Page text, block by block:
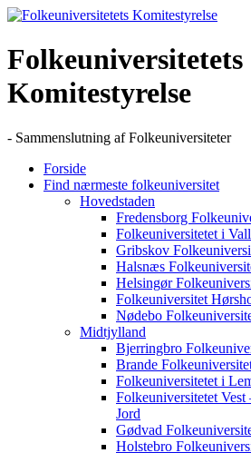
Skip
content
Folkeuniversitetets
Komitestyrelse
- Sammenslutning af Folkeuniversiteter
Forside
Find nærmeste folkeuniversitet
Hovedstaden
Fredensborg
Folkeuniversitetet i
Gribskov
Halsnæs
Helsingør
Folkeuniversitet
Nødebo
Midtjylland
Bjerringbro
Brande
Folkeuniversitetet i
Folkeuniversitetet
Jord
Gødvad
Holstebro